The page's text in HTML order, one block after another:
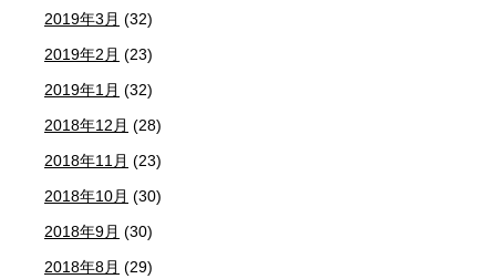
2019年3月 (32)
2019年2月 (23)
2019年1月 (32)
2018年12月 (28)
2018年11月 (23)
2018年10月 (30)
2018年9月 (30)
2018年8月 (29)